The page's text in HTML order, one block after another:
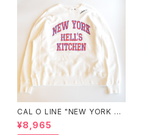
CAL O LINE "NEW YORK HE
LL'S KITCHEN SWEAT SHIR
T"
¥8,965